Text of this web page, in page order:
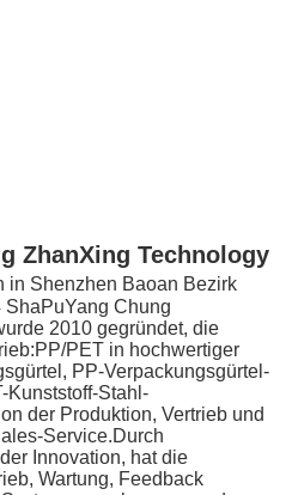
ZhanXing Technology
in Shenzhen Baoan Bezirk
Chung
2010 gegründet, die
PET in hochwertiger
PP-Verpackungsgürtel-
Kunststoff-Stahl-
der Produktion, Vertrieb und
Service.Durch
Innovation, hat die
Wartung, Feedback